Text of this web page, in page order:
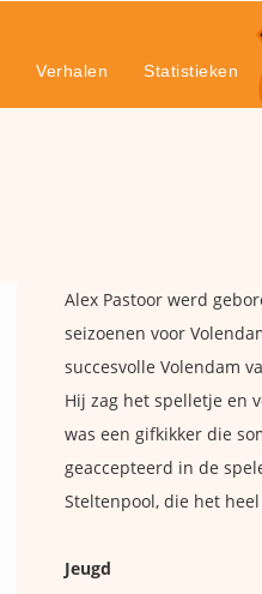
Verhalen Statistieken
Alex Pastoor werd
seizoenen voor
succesvolle Volendam
Hij zag het spelletje en
was een gifkikker die
geaccepteerd in de
Steltenpool, die het
Jeugd